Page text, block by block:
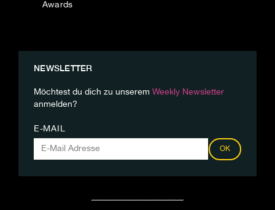
Awards
NEWSLETTER
Möchtest du dich zu unserem Weekly Newsletter
anmelden?
E-MAIL
OK